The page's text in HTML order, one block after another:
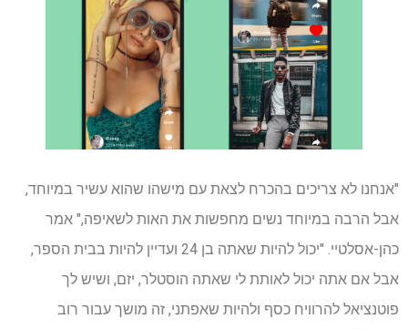
"אנחנו לא צריכים בהכרח לצאת עם מישהו שהוא עשיר במיוחד,
אבל הרבה במיוחד נשים מחפשות את האות לשאיפה," אמר
כהן-אסלטיי. "יכול להיות שאתה בן 24 ועדיין להיות בבית הספר,
אבל אם אתה יכול לאותת לי שאתה הוסטלר, יזם, ושיש לך
פוטנציאל להרוויח כסף ולהיות שאפתני, זה מושך עבור רוב